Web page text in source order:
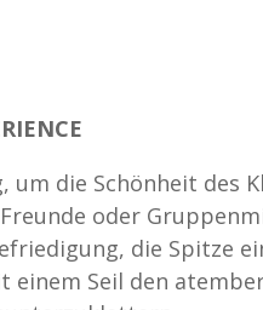
um die Schönheit des
oder
die Spitze
einem Seil den